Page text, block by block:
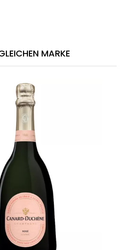
MARKE